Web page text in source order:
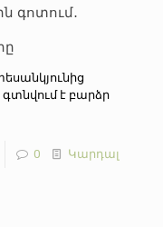
գոտում․
է բարձր
0 Կարդալ